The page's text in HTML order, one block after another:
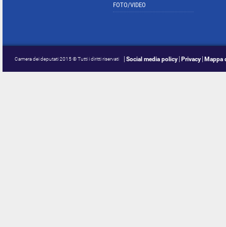
FOTO/VIDEO
Camera dei deputati 2015 © Tutti i diritti riservati Social media policy Privacy Mappa